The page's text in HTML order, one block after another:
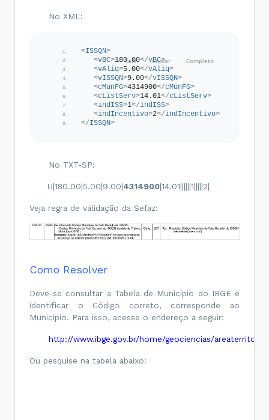
No XML:
<ISSQN>
<vBC>180.00</vBC>
<vAliq>5.00</vAliq>
<vISSQN>9.00</vISSQN>
<cMunFG>4314900</cMunFG>
<cListServ>14.01</cListServ>
<indISS>1</indISS>
<indIncentivo>2</indIncentivo>
</ISSQN>
No TXT-SP:
U|180.00|5.00|9.00|4314900|14.01||||||1|||||2|
Veja regra de validação da Sefaz:
Como Resolver
Deve-se consultar a Tabela de Município do IBGE e
identificar o Código correto, corresponde ao
Município. Para isso, acesse o endereço a seguir:
http://www.ibge.gov.br/home/geociencias/
Ou pesquise na tabela abaixo: